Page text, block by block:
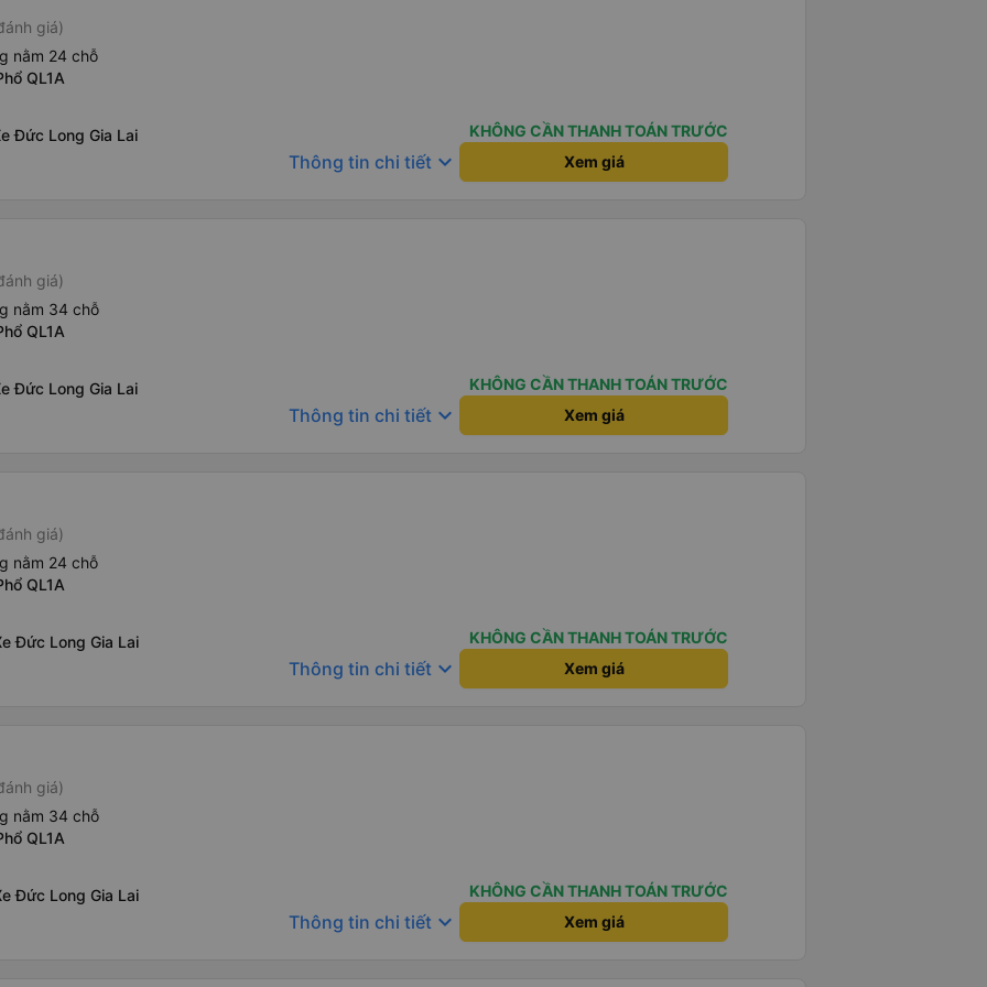
giá)
nằm 24 chỗ
QL1A
Đức Long Gia Lai
KHÔNG CẦN THANH TOÁN TRƯỚC
Thông tin chi tiết keyboard_arrow_down Xem giá
giá)
nằm 34 chỗ
QL1A
Đức Long Gia Lai
KHÔNG CẦN THANH TOÁN TRƯỚC
Thông tin chi tiết keyboard_arrow_down Xem giá
giá)
nằm 24 chỗ
QL1A
Đức Long Gia Lai
KHÔNG CẦN THANH TOÁN TRƯỚC
Thông tin chi tiết keyboard_arrow_down Xem giá
giá)
nằm 34 chỗ
QL1A
Đức Long Gia Lai
KHÔNG CẦN THANH TOÁN TRƯỚC
Thông tin chi tiết keyboard_arrow_down Xem giá